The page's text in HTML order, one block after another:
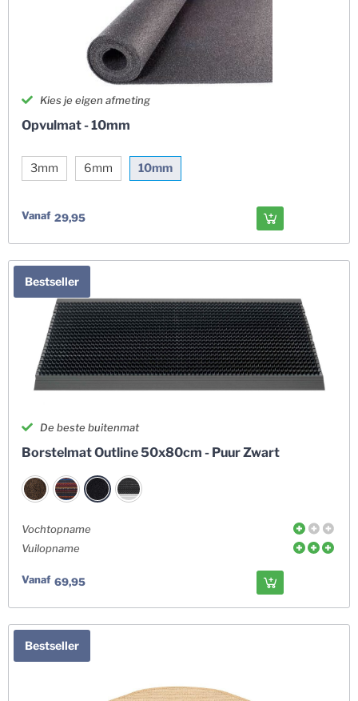
Kies je eigen afmeting
Opvulmat - 10mm
3mm 6mm 10mm
Vanaf 29,95
Bestseller
De beste buitenmat
Borstelmat Outline 50x80cm - Puur Zwart
Vochtopname
Vuilopname
Vanaf 69,95
Bestseller